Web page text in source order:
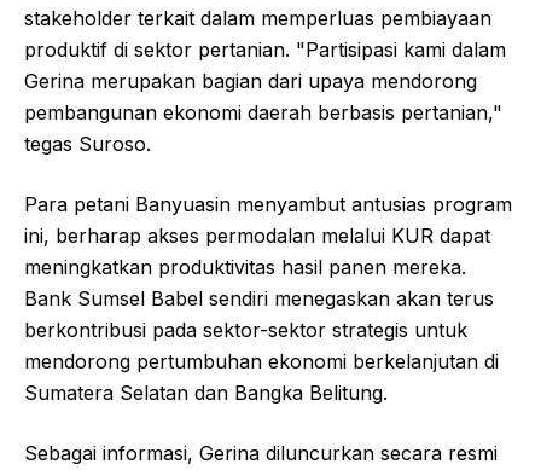
stakeholder terkait dalam memperluas pembiayaan
produktif di sektor pertanian. "Partisipasi kami dalam
Gerina merupakan bagian dari upaya mendorong
pembangunan ekonomi daerah berbasis pertanian,"
tegas Suroso.
Para petani Banyuasin menyambut antusias program
ini, berharap akses permodalan melalui KUR dapat
meningkatkan produktivitas hasil panen mereka.
Bank Sumsel Babel sendiri menegaskan akan terus
berkontribusi pada sektor-sektor strategis untuk
mendorong pertumbuhan ekonomi berkelanjutan di
Sumatera Selatan dan Bangka Belitung.
Sebagai informasi, Gerina diluncurkan secara resmi